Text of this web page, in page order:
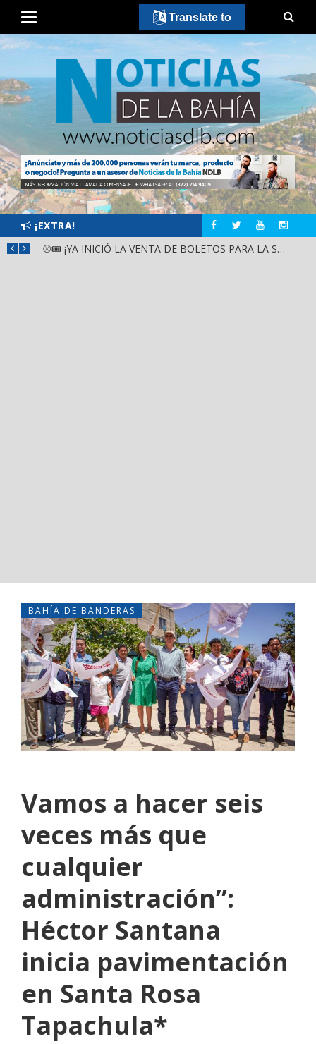
¡EXTRA!
⚾🎟️ ¡YA INICIÓ LA VENTA DE BOLETOS PARA LA SERIE DEL CARIBE KIDS NAYARIT 2026!
BAHÍA DE BANDERAS
Vamos a hacer seis
veces más que
cualquier
administración”:
Héctor Santana
inicia pavimentación
en Santa Rosa
Tapachula*
Translate to